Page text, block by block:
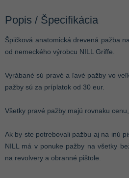
Popis / Špecifikácia
Špičková anatomická drevená pažba
od nemeckého výrobcu NILL Griffe.
Vyrábané sú pravé a ľavé pažby vo
pažby sú za príplatok od 30 eur.
Všetky pravé pažby majú rovnaku
Ak by ste potrebovali pažbu aj na inú
NILL má v ponuke pažby na všetky
na revolvery a obranné pištole.